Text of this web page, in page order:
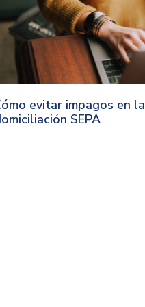
evitar impagos en la
SEPA